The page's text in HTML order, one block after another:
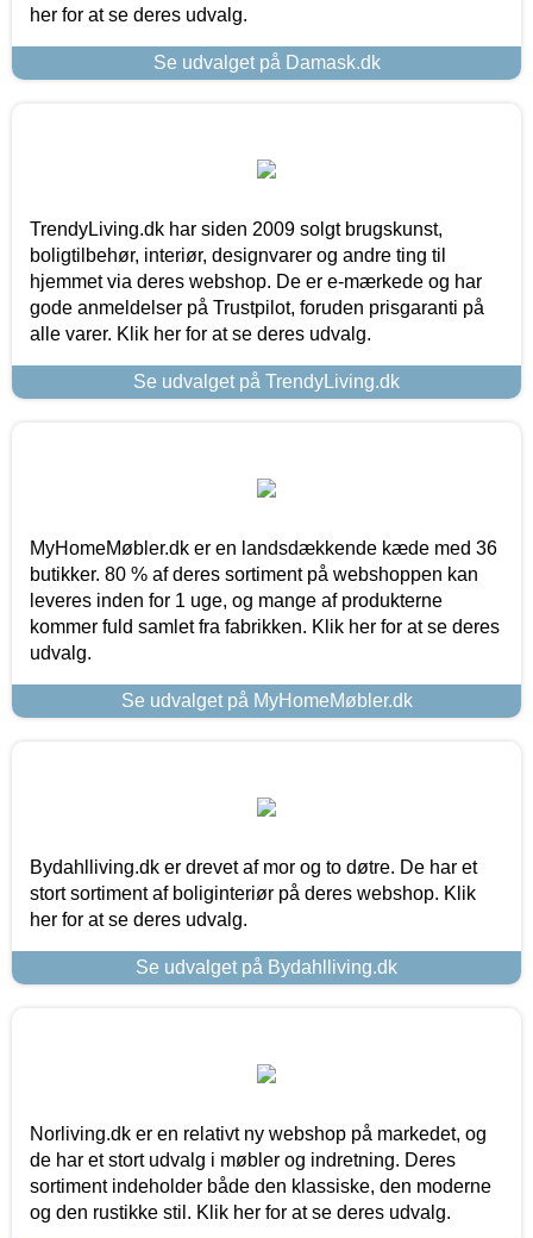
her for at se deres udvalg.
Se udvalget på Damask.dk
TrendyLiving.dk har siden 2009 solgt brugskunst,
boligtilbehør, interiør, designvarer og andre ting til
hjemmet via deres webshop. De er e-mærkede og har
gode anmeldelser på Trustpilot, foruden prisgaranti på
alle varer. Klik her for at se deres udvalg.
Se udvalget på TrendyLiving.dk
MyHomeMøbler.dk er en landsdækkende kæde med 36
butikker. 80 % af deres sortiment på webshoppen kan
leveres inden for 1 uge, og mange af produkterne
kommer fuld samlet fra fabrikken. Klik her for at se deres
udvalg.
Se udvalget på MyHomeMøbler.dk
Bydahlliving.dk er drevet af mor og to døtre. De har et
stort sortiment af boliginteriør på deres webshop. Klik
her for at se deres udvalg.
Se udvalget på Bydahlliving.dk
Norliving.dk er en relativt ny webshop på markedet, og
de har et stort udvalg i møbler og indretning. Deres
sortiment indeholder både den klassiske, den moderne
og den rustikke stil. Klik her for at se deres udvalg.